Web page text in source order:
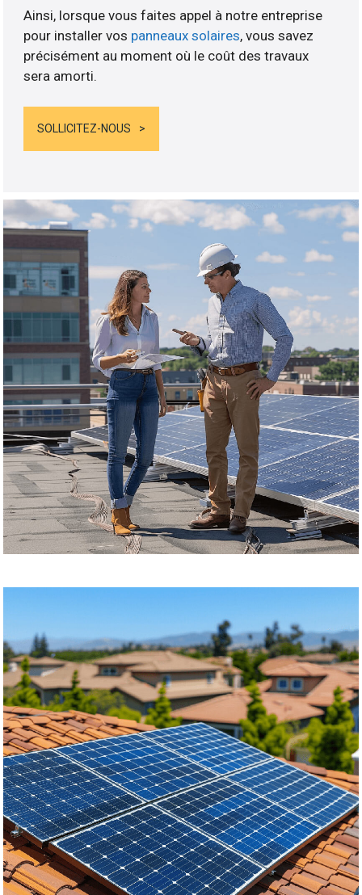
Ainsi, lorsque vous faites appel à notre entreprise
pour installer vos panneaux solaires, vous savez
précisément au moment où le coût des travaux
sera amorti.
SOLLICITEZ-NOUS